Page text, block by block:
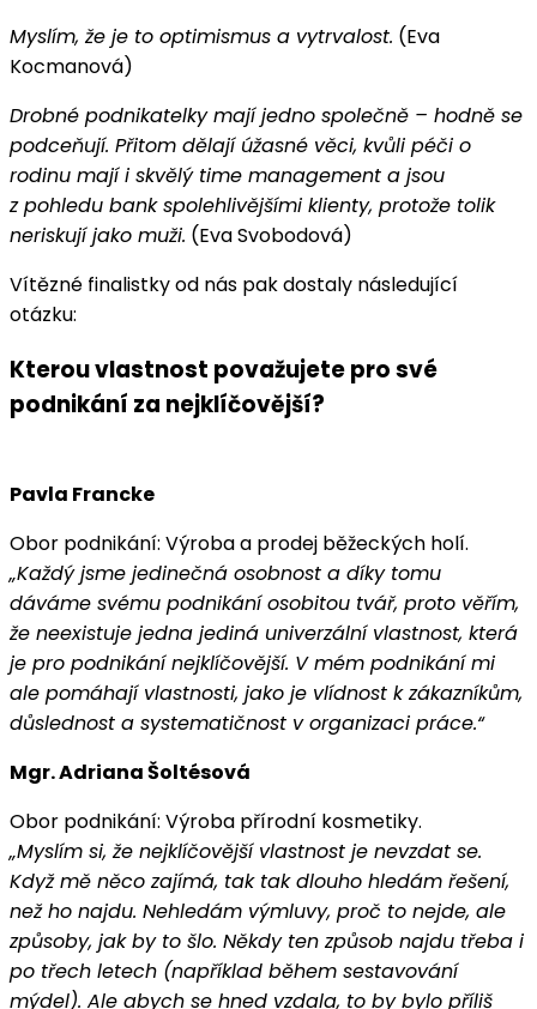
Myslím, že je to optimismus a vytrvalost. (Eva
Kocmanová)
Drobné podnikatelky mají jedno společně – hodně se
podceňují. Přitom dělají úžasné věci, kvůli péči o
rodinu mají i skvělý time management a jsou
z pohledu bank spolehlivějšími klienty, protože tolik
neriskují jako muži. (Eva Svobodová)
Vítězné finalistky od nás pak dostaly následující
otázku:
Kterou vlastnost považujete pro své
podnikání za nejklíčovější?
Pavla Francke
Obor podnikání: Výroba a prodej běžeckých holí.
„Každý jsme jedinečná osobnost a díky tomu
dáváme svému podnikání osobitou tvář, proto věřím,
že neexistuje jedna jediná univerzální vlastnost, která
je pro podnikání nejklíčovější. V mém podnikání mi
ale pomáhají vlastnosti, jako je vlídnost k zákazníkům,
důslednost a systematičnost v organizaci práce.“
Mgr. Adriana Šoltésová
Obor podnikání: Výroba přírodní kosmetiky.
„Myslím si, že nejklíčovější vlastnost je nevzdat se.
Když mě něco zajímá, tak tak dlouho hledám řešení,
než ho najdu. Nehledám výmluvy, proč to nejde, ale
způsoby, jak by to šlo. Někdy ten způsob najdu třeba i
po třech letech (například během sestavování
mýdel). Ale abych se hned vzdala, to by bylo příliš